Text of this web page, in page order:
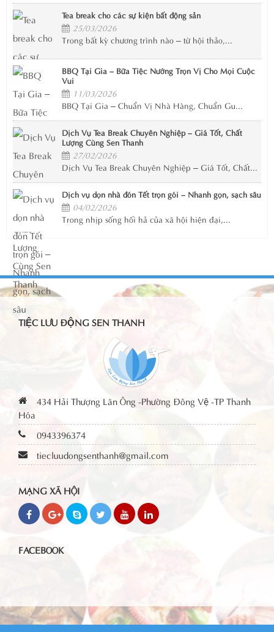
Tea break cho các sự kiện bất động sản
25/03/2026
Trong bất kỳ chương trình nào – từ hội thảo,...
BBQ Tại Gia – Bữa Tiệc Nướng Trọn Vị Cho Mọi Cuộc
Vui
11/03/2026
BBQ Tại Gia – Chuẩn Vị Nhà Hàng, Chuẩn Gu...
Dịch Vụ Tea Break Chuyên Nghiệp – Giá Tốt, Chất
Lượng Cùng Sen Thanh
27/02/2026
Dịch Vụ Tea Break Chuyên Nghiệp – Giá Tốt, Chất...
Dịch vụ dọn nhà đón Tết trọn gói – Nhanh gọn, sạch sâu
04/02/2026
Trong nhịp sống hối hả của xã hội hiện đại,...
TIỆC LƯU ĐỘNG SEN THANH
434 Hải Thượng Lãn Ông -Phường Đông Vệ -TP Thanh
Hóa
0943396374
tiecluudongsenthanh@gmail.com
MẠNG XÃ HỘI
FACEBOOK